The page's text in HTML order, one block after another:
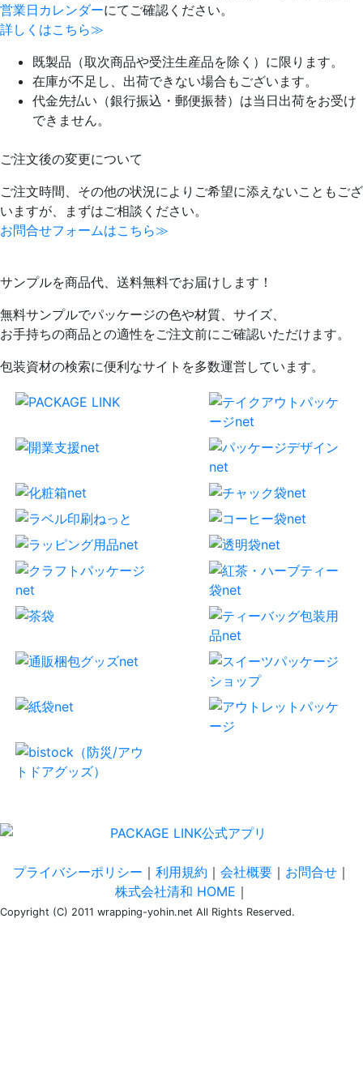
営業日カレンダーにてご確認ください。
詳しくはこちら≫
既製品（取次商品や受注生産品を除く）に限ります。
在庫が不足し、出荷できない場合もございます。
代金先払い（銀行振込・郵便振替）は当日出荷をお受け
できません。
ご注文後の変更について
ご注文時間、その他の状況によりご希望に添えないこともござ
いますが、まずはご相談ください。
お問合せフォームはこちら≫
サンプルを商品代、送料無料でお届けします！
無料サンプルでパッケージの色や材質、サイズ、
お手持ちの商品との適性をご注文前にご確認いただけます。
包装資材の検索に便利なサイトを多数運営しています。
プライバシーポリシー ｜ 利用規約 ｜ 会社概要 ｜ お問合せ ｜
株式会社清和 HOME ｜
Copyright (C) 2011 wrapping-yohin.net All Rights Reserved.